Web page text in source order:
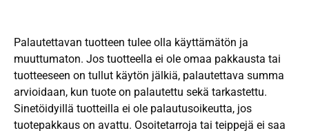
Palautettavan tuotteen tulee olla käyttämätön ja
muuttumaton. Jos tuotteella ei ole omaa pakkausta tai
tuotteeseen on tullut käytön jälkiä, palautettava summa
arvioidaan, kun tuote on palautettu sekä tarkastettu.
Sinetöidyillä tuotteilla ei ole palautusoikeutta, jos
tuotepakkaus on avattu. Osoitetarroja tai teippejä ei saa